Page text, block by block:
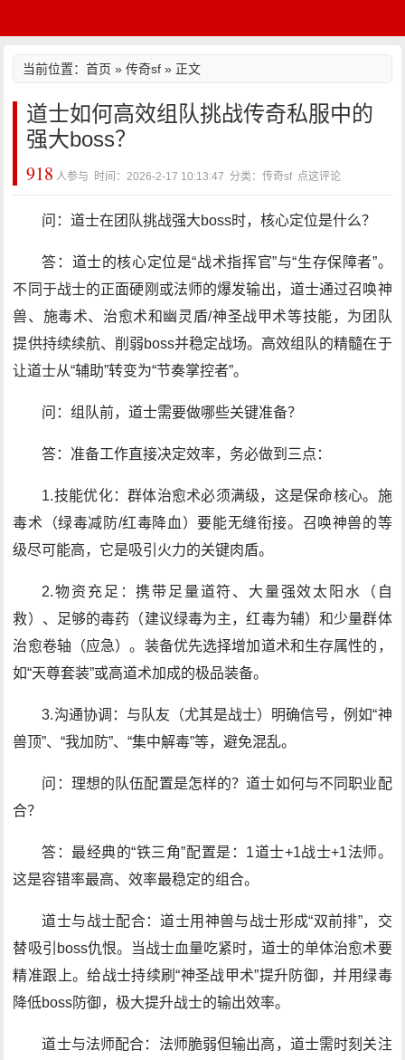
当前位置：首页 »传奇sf » 正文
道士如何高效组队挑战传奇私服中的
强大boss？
918 人参与 时间：2026-2-17 10:13:47 分类：传奇sf 点这评论
问：道士在团队挑战强大boss时，核心定位是什么？
答：道士的核心定位是“战术指挥官”与“生存保障者”。
不同于战士的正面硬刚或法师的爆发输出，道士通过召唤神
兽、施毒术、治愈术和幽灵盾/神圣战甲术等技能，为团队
提供持续续航、削弱boss并稳定战场。高效组队的精髓在于
让道士从“辅助”转变为“节奏掌控者”。
问：组队前，道士需要做哪些关键准备？
答：准备工作直接决定效率，务必做到三点：
1.技能优化：群体治愈术必须满级，这是保命核心。施
毒术（绿毒减防/红毒降血）要能无缝衔接。召唤神兽的等
级尽可能高，它是吸引火力的关键肉盾。
2.物资充足：携带足量道符、大量强效太阳水（自
救）、足够的毒药（建议绿毒为主，红毒为辅）和少量群体
治愈卷轴（应急）。装备优先选择增加道术和生存属性的，
如“天尊套装”或高道术加成的极品装备。
3.沟通协调：与队友（尤其是战士）明确信号，例如“神
兽顶”、“我加防”、“集中解毒”等，避免混乱。
问：理想的队伍配置是怎样的？道士如何与不同职业配
合？
答：最经典的“铁三角”配置是：1道士+1战士+1法师。
这是容错率最高、效率最稳定的组合。
道士与战士配合：道士用神兽与战士形成“双前排”，交
替吸引boss仇恨。当战士血量吃紧时，道士的单体治愈术要
精准跟上。给战士持续刷“神圣战甲术”提升防御，并用绿毒
降低boss防御，极大提升战士的输出效率。
道士与法师配合：法师脆弱但输出高，道士需时刻关注